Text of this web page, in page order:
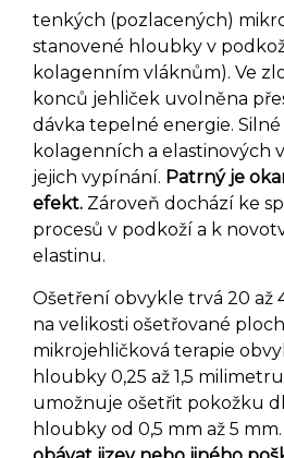
tenkých (pozlacených)
stanovené hloubky v
kolagenním vláknům). Ve
konců jehliček uvolněna
dávka tepelné energie.
kolagenních a elastinových
jejich vypínání. Patrný je
efekt. Zároveň dochází ke
procesů v podkoží a k
elastinu.
Ošetření obvykle trvá 20 až
na velikosti ošetřované
mikrojehličková terapie
hloubky 0,25 až 1,5
umožnuje ošetřit pokožku
hloubky od 0,5 mm až 5 mm.